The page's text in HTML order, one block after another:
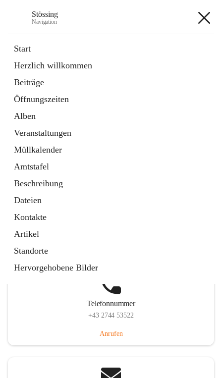
Stössing
Navigation
Start
Herzlich willkommen
Beiträge
Öffnungszeiten
Alben
Veranstaltungen
Müllkalender
Amtstafel
Beschreibung
Dateien
Kontakte
Artikel
Standorte
Hervorgehobene Bilder
Datei
in
Tab
Kindergarten
öffnet
in
neuem
Tab
Telefonnummer
+43 2744 53522
Anrufen